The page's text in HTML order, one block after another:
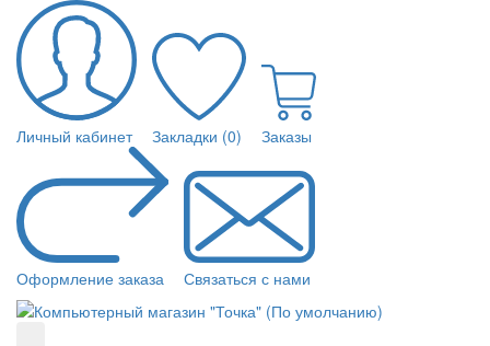
Личный кабинет Закладки (0) Заказы
Оформление заказа Связаться с нами